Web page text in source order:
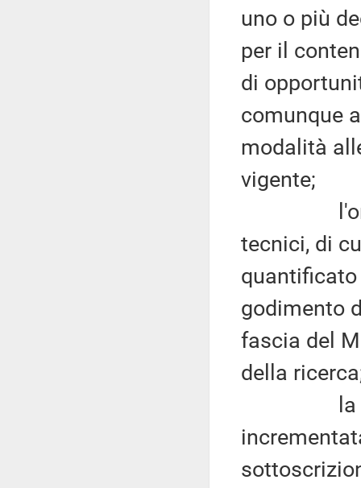
uno o più
per il
di
comunque
modalità
vigente;
l'onere
tecnici, di
godimento
fascia del
della
la